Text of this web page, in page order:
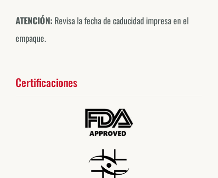
ATENCIÓN: Revisa la fecha de caducidad impresa en el
empaque.
Certificaciones